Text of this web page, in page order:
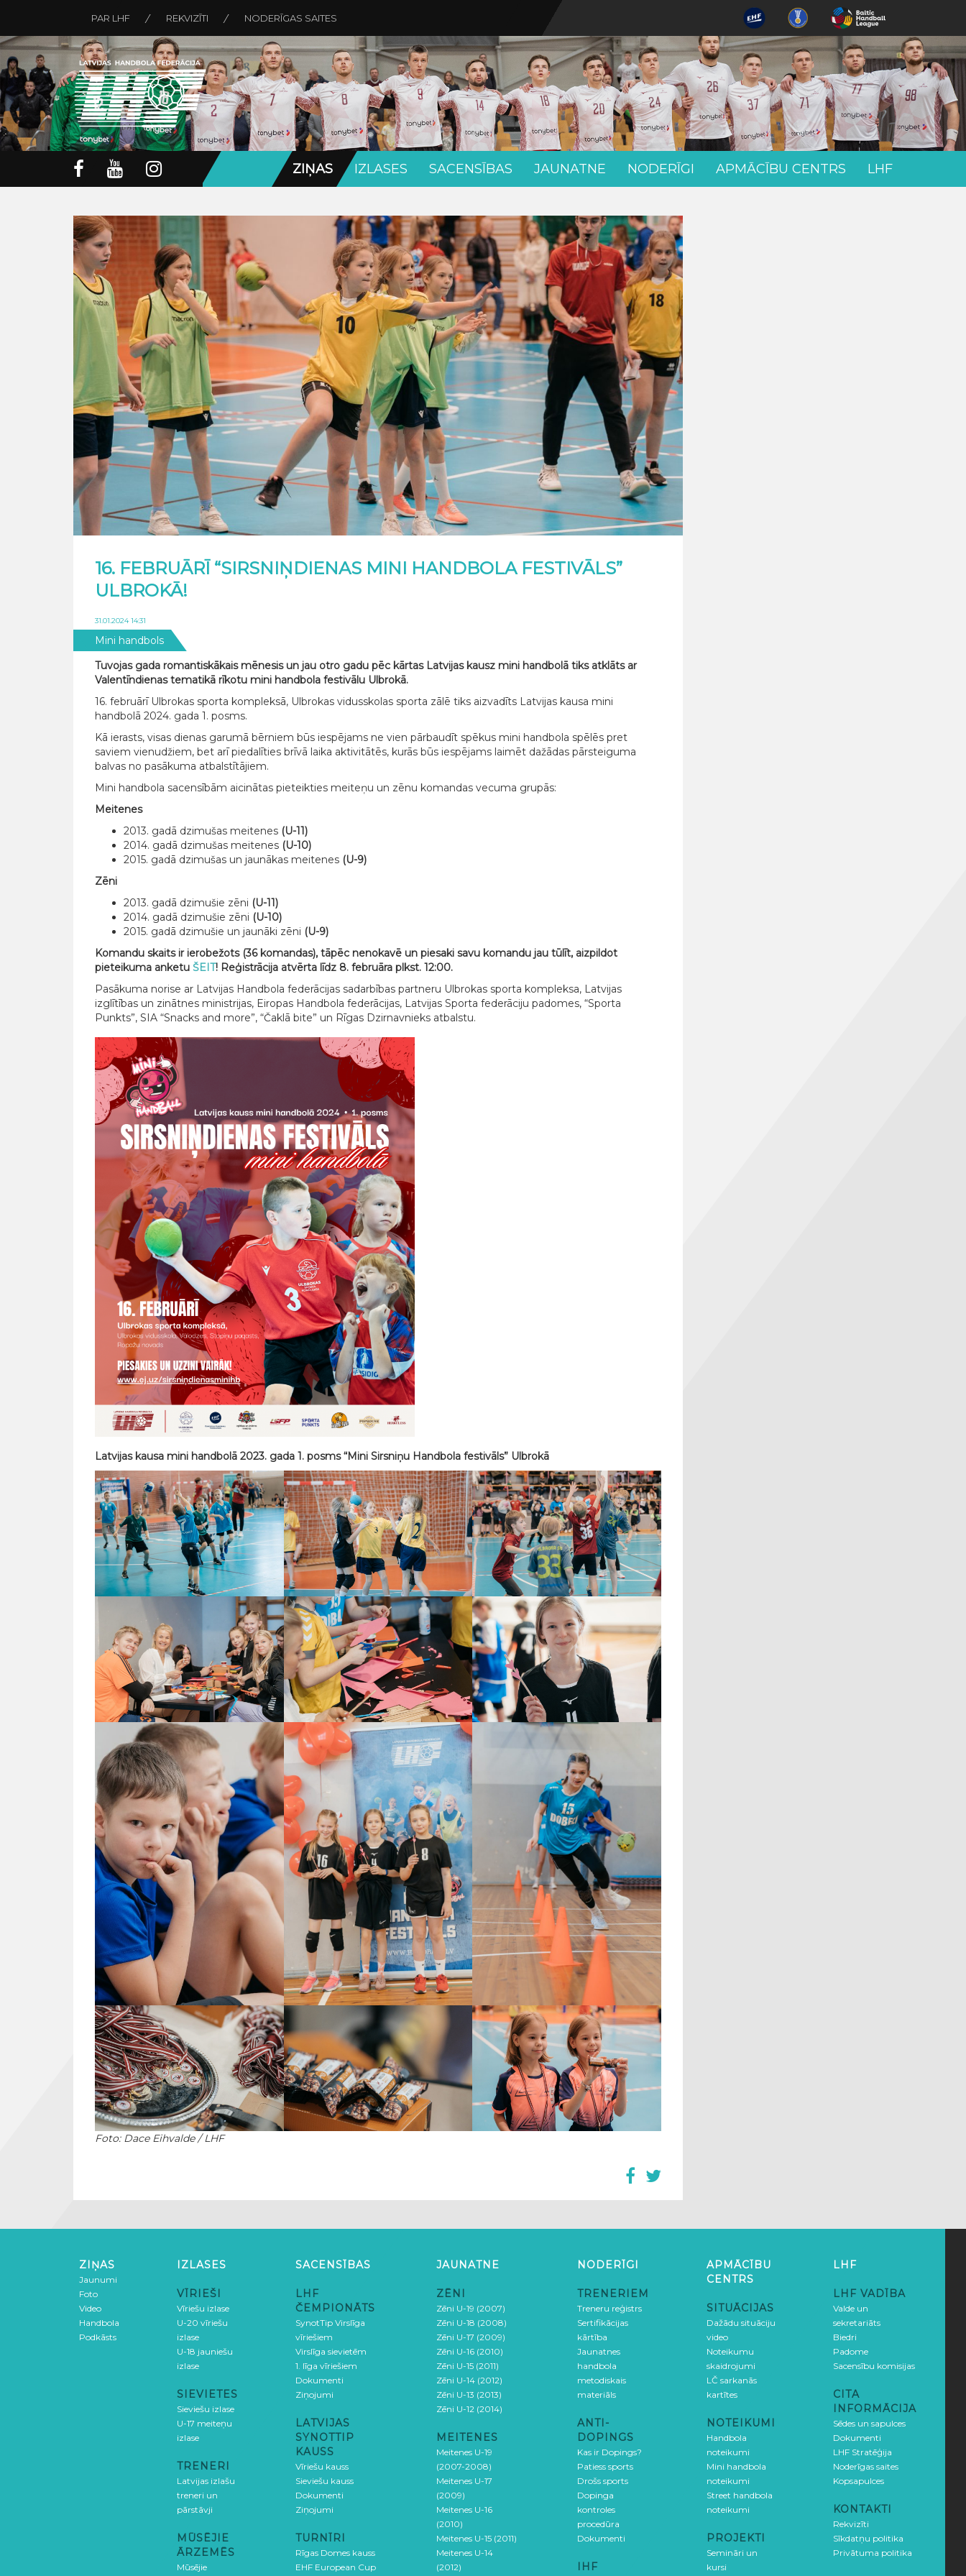
PAR LHF REKVIZĪTI NODERĪGAS SAITES
ZIŅAS IZLASES SACENSĪBAS JAUNATNE NODERĪGI APMĀCĪBU CENTRS LHF
16. FEBRUĀRĪ “SIRSNIŅDIENAS MINI HANDBOLA FESTIVĀLS”
ULBROKĀ!
31.01.2024 14:31
Mini handbols
Tuvojas gada romantiskākais mēnesis un jau otro gadu pēc kārtas Latvijas kausz mini handbolā tiks atklāts ar
Valentīndienas tematikā rīkotu mini handbola festivālu Ulbrokā.
16. februārī Ulbrokas sporta kompleksā, Ulbrokas vidusskolas sporta zālē tiks aizvadīts Latvijas kausa mini
handbolā 2024. gada 1. posms.
Kā ierasts, visas dienas garumā bērniem būs iespējams ne vien pārbaudīt spēkus mini handbola spēlēs pret
saviem vienudžiem, bet arī piedalīties brīvā laika aktivitātēs, kurās būs iespējams laimēt dažādas pārsteiguma
balvas no pasākuma atbalstītājiem.
Mini handbola sacensībām aicinātas pieteikties meiteņu un zēnu komandas vecuma grupās:
Meitenes
2013. gadā dzimušas meitenes (U-11)
2014. gadā dzimušas meitenes (U-10)
2015. gadā dzimušas un jaunākas meitenes (U-9)
Zēni
2013. gadā dzimušie zēni (U-11)
2014. gadā dzimušie zēni (U-10)
2015. gadā dzimušie un jaunāki zēni (U-9)
Komandu skaits ir ierobežots (36 komandas), tāpēc nenokavē un piesaki savu komandu jau tūlīt, aizpildot
pieteikuma anketu ŠEIT! Reģistrācija atvērta līdz 8. februāra plkst. 12:00.
Pasākuma norise ar Latvijas Handbola federācijas sadarbības partneru Ulbrokas sporta kompleksa, Latvijas
izglītības un zinātnes ministrijas, Eiropas Handbola federācijas, Latvijas Sporta federāciju padomes, “Sporta
Punkts”, SIA “Snacks and more”, “Čaklā bite” un Rīgas Dzirnavnieks atbalstu.
Latvijas kausa mini handbolā 2023. gada 1. posms “Mini Sirsniņu Handbola festivāls” Ulbrokā
Foto: Dace Eihvalde / LHF
ZIŅAS
Jaunumi
Foto
Video
Handbola
Podkāsts
IZLASES
VĪRIEŠI
Vīriešu izlase
U-20 vīriešu
izlase
U-18 jauniešu
izlase
SIEVIETES
Sieviešu izlase
U-17 meiteņu
izlase
TRENERI
Latvijas izlašu
treneri un
pārstāvji
MŪSĒJIE
ĀRZEMĒS
Mūsējie
SACENSĪBAS
LHF
ČEMPIONĀTS
SynotTip Virslīga
vīriešiem
Virslīga sievietēm
1. līga vīriešiem
Dokumenti
Ziņojumi
LATVIJAS
SYNOTTIP
KAUSS
Vīriešu kauss
Sieviešu kauss
Dokumenti
Ziņojumi
TURNĪRI
Rīgas Domes kauss
EHF European Cup
JAUNATNE
ZĒNI
Zēni U-19 (2007)
Zēni U-18 (2008)
Zēni U-17 (2009)
Zēni U-16 (2010)
Zēni U-15 (2011)
Zēni U-14 (2012)
Zēni U-13 (2013)
Zēni U-12 (2014)
MEITENES
Meitenes U-19
(2007-2008)
Meitenes U-17
(2009)
Meitenes U-16
(2010)
Meitenes U-15 (2011)
Meitenes U-14
(2012)
NODERĪGI
TRENERIEM
Treneru reģistrs
Sertifikācijas
kārtība
Jaunatnes
handbola
metodiskais
materiāls
ANTI-
DOPINGS
Kas ir Dopings?
Patiess sports
Drošs sports
Dopinga
kontroles
procedūra
Dokumenti
IHF
APMĀCĪBU
CENTRS
SITUĀCIJAS
Dažādu situāciju
video
Noteikumu
skaidrojumi
LČ sarkanās
kartītes
NOTEIKUMI
Handbola
noteikumi
Mini handbola
noteikumi
Street handbola
noteikumi
PROJEKTI
Semināri un
kursi
LHF
LHF VADĪBA
Valde un
sekretariāts
Biedri
Padome
Sacensību komisijas
CITA
INFORMĀCIJA
Sēdes un sapulces
Dokumenti
LHF Stratēģija
Noderīgas saites
Kopsapulces
KONTAKTI
Rekvizīti
Sīkdatņu politika
Privātuma politika